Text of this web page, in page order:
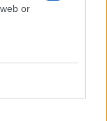
or
να